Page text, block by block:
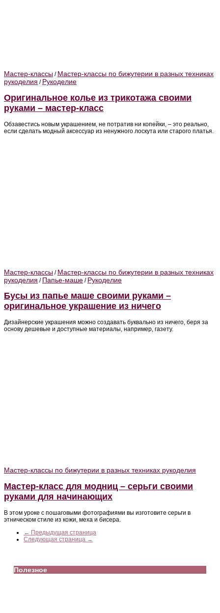
Мастер-классы / Мастер-классы по бижутерии в разных техниках
рукоделия / Рукоделие
Оригинальное колье из трикотажа своими
руками – мастер-класс
Обзавестись новым украшением, не потратив ни копейки, – это реально,
если сделать модный аксессуар из ненужного лоскута или старого платья.
Мастер-классы / Мастер-классы по бижутерии в разных техниках
рукоделия / Папье-маше / Рукоделие
Бусы из папье маше своими руками –
оригинальное украшение из ничего
Дизайнерские украшения можно создавать буквально из ничего, беря за
основу дешевые и доступные материалы, например, газету.
Мастер-классы по бижутерии в разных техниках рукоделия
Мастер-класс для модниц – серьги своими
руками для начинающих
В этом уроке с пошаговыми фотографиями вы изготовите серьги в
этническом стиле из кожи, меха и бисера.
← Предыдущая страница
Следующая страница →
Полезное